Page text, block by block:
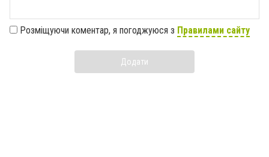
Розміщуючи коментар, я погоджуюся з Правилами сайту
Додати